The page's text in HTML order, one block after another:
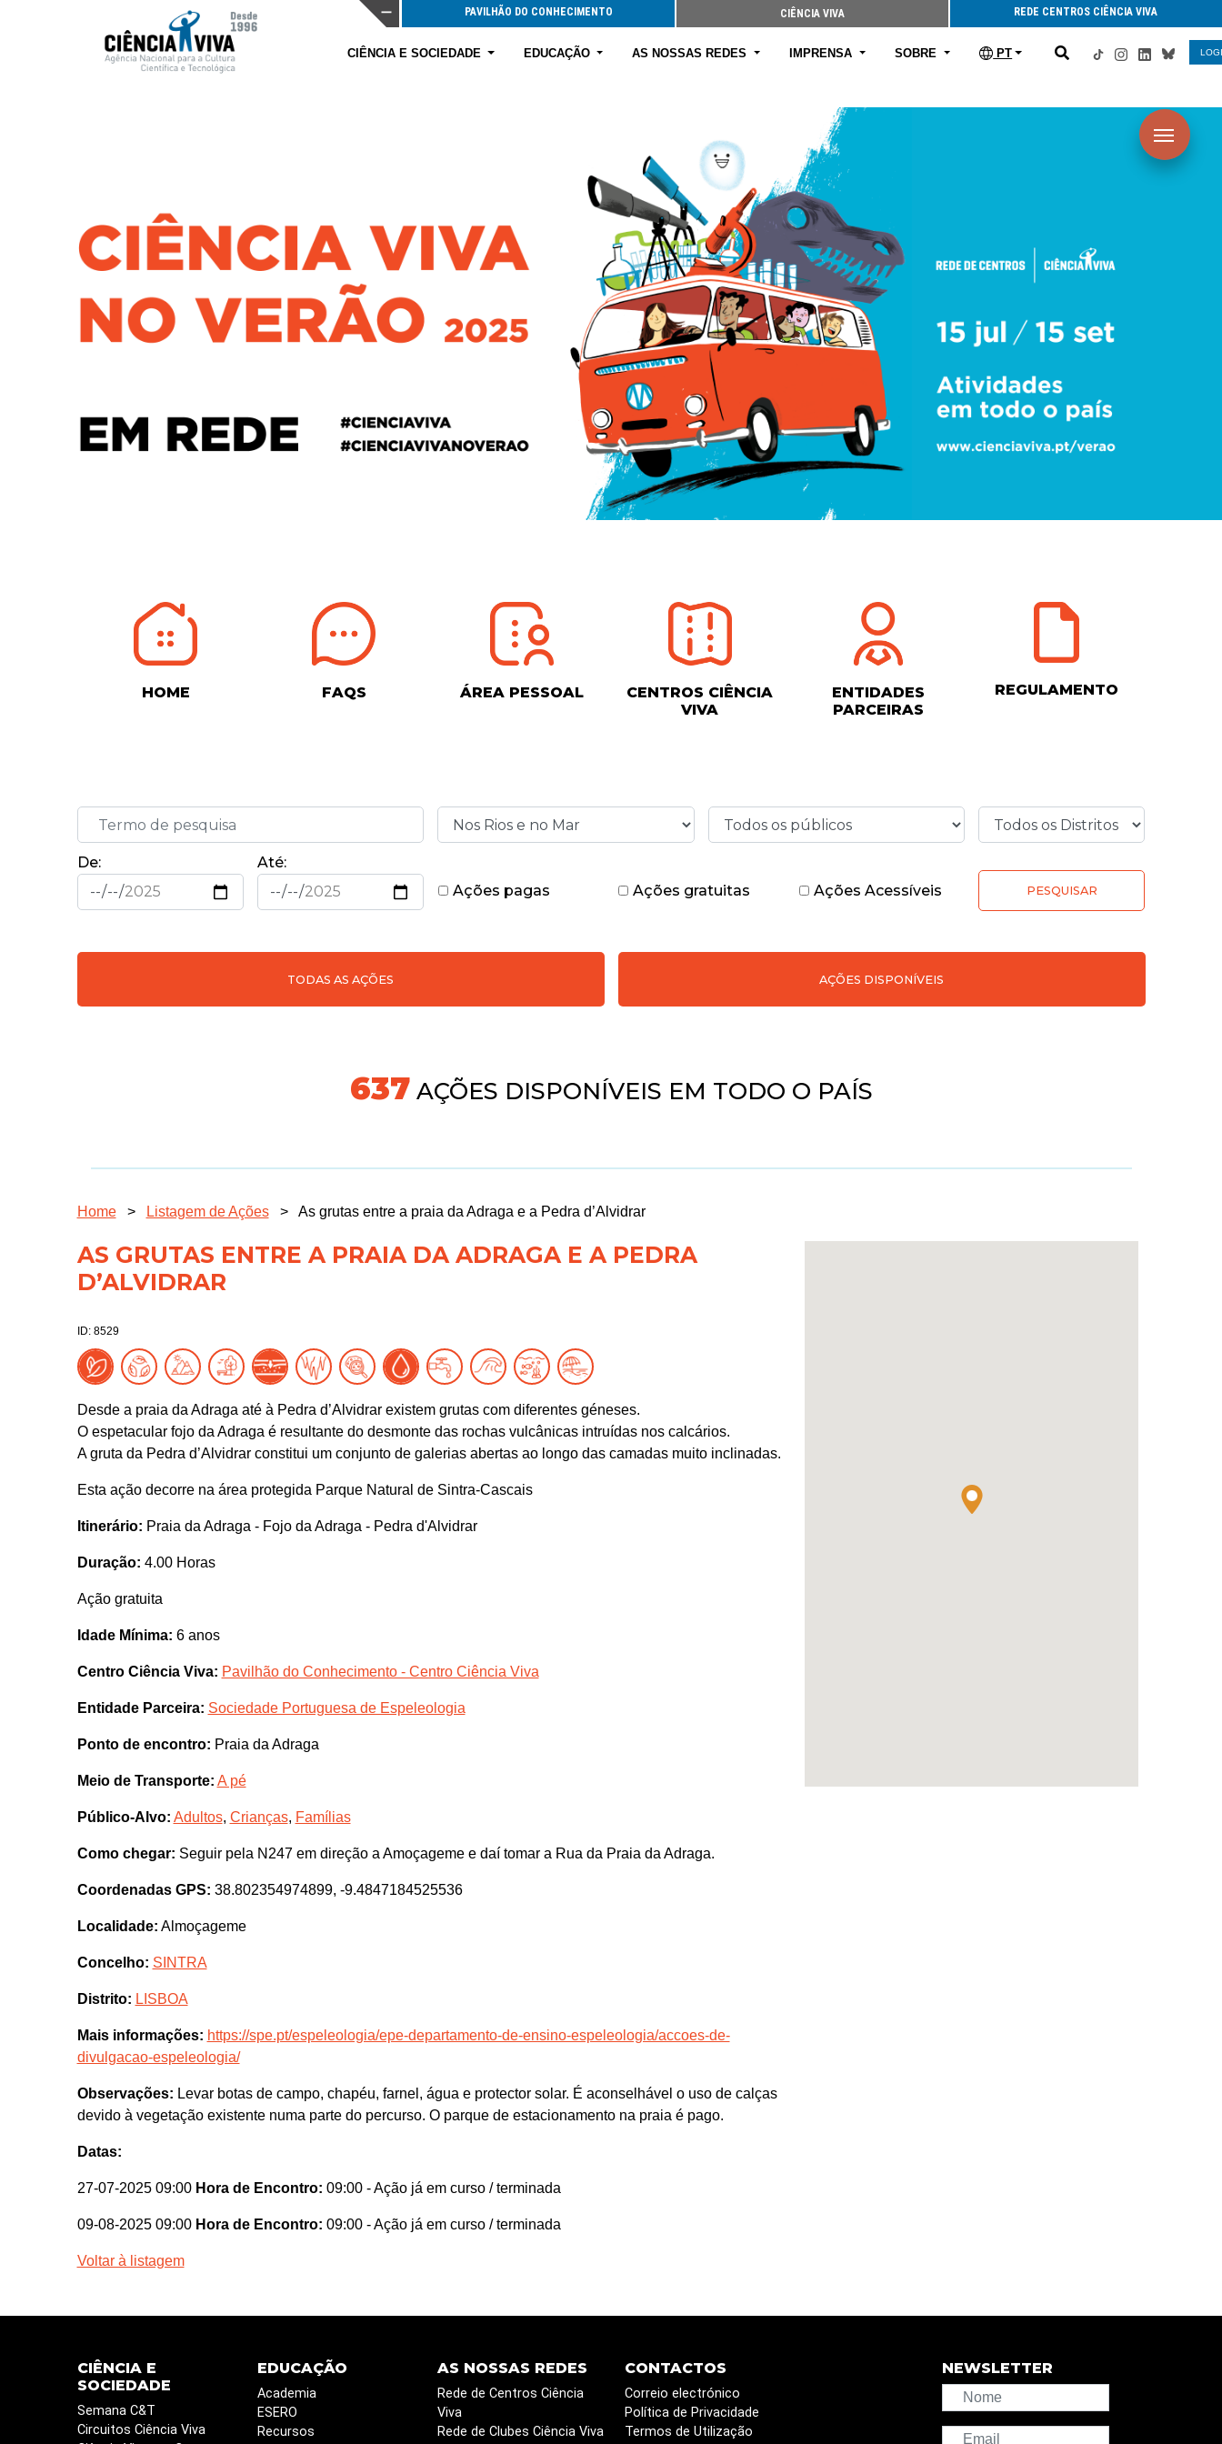
PAVILHÃO DO CONHECIMENTO CIÊNCIA VIVA REDE CENTROS CIÊNCIA VIVA
CIÊNCIA E SOCIEDADE EDUCAÇÃO AS NOSSAS REDES IMPRENSA SOBRE PT
HOME FAQS ÁREA PESSOAL
CENTROS CIÊNCIA
VIVA
ENTIDADES
PARCEIRAS
REGULAMENTO
De:
Até:
Ações pagas
Ações gratuitas Ações Acessíveis PESQUISAR
TODAS AS AÇÕES AÇÕES DISPONÍVEIS
718AÇÕES DISPONÍVEIS EM TODO O PAÍS
Home > Listagem de Ações > As grutas entre a praia da Adraga e a Pedra d’Alvidrar
AS GRUTAS ENTRE A PRAIA DA ADRAGA E A PEDRA
D’ALVIDRAR
ID: 8529
Desde a praia da Adraga até à Pedra d’Alvidrar existem grutas com diferentes géneses.
O espetacular fojo da Adraga é resultante do desmonte das rochas vulcânicas intruídas nos calcários.
A gruta da Pedra d’Alvidrar constitui um conjunto de galerias abertas ao longo das camadas muito inclinadas.
Esta ação decorre na área protegida Parque Natural de Sintra-Cascais
Itinerário: Praia da Adraga - Fojo da Adraga - Pedra d'Alvidrar
Duração: 4.00 Horas
Ação gratuita
Idade Mínima: 6 anos
Centro Ciência Viva: Pavilhão do Conhecimento - Centro Ciência Viva
Entidade Parceira: Sociedade Portuguesa de Espeleologia
Ponto de encontro: Praia da Adraga
Meio de Transporte: A pé
Público-Alvo: Adultos, Crianças, Famílias
Como chegar: Seguir pela N247 em direção a Amoçageme e daí tomar a Rua da Praia da Adraga.
Coordenadas GPS: 38.802354974899, -9.4847184525536
Localidade: Almoçageme
Concelho: SINTRA
Distrito: LISBOA
Mais informações: https://spe.pt/espeleologia/epe-departamento-de-ensino-espeleologia/accoes-de-
divulgacao-espeleologia/
Observações: Levar botas de campo, chapéu, farnel, água e protector solar. É aconselhável o uso de calças
devido à vegetação existente numa parte do percurso. O parque de estacionamento na praia é pago.
Datas:
27-07-2025 09:00 Hora de Encontro: 09:00 - Ação já em curso / terminada
09-08-2025 09:00 Hora de Encontro: 09:00 - Ação já em curso / terminada
Voltar à listagem
CIÊNCIA E
SOCIEDADE
Semana C&T
Circuitos Ciência Viva
EDUCAÇÃO
Academia
ESERO
Recursos
AS NOSSAS REDES
Rede de Centros Ciência
Viva
Rede de Clubes Ciência Viva
CONTACTOS
Correio electrónico
Política de Privacidade
Termos de Utilização
NEWSLETTER